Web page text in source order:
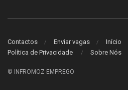
Contactos Enviar vagas
Início
Política de Privacidade
Sobre Nós
© INFROMOZ EMPREGO